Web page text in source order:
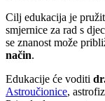
Cilj edukacija je
smjernice za rad s
se znanost može
način.
Edukacije će voditi
Astroučionice,